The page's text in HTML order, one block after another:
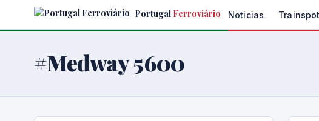
Portugal Ferroviário Noticias
#Medway 5600